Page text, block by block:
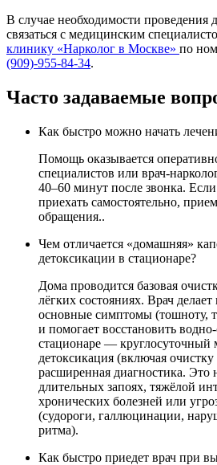
В случае необходимости проведения
связаться с медицинским
клинику «Нарколог в Москве» по
(909)-955-84-34.
Часто задаваемые
Как быстро можно начать
Помощь оказывается
специалистов или врач-
40–60 минут после звонка.
приехать самостоятельно,
обращения..
Чем отличается «домашняя»
детоксикации в стационаре?
Дома проводится базовая
лёгких состояниях. Врач
основные симптомы (тошноту,
и помогает восстановить
стационаре — круглосуточный
детоксикация (включая
расширенная диагностика. Это
длительных запоях, тяжёлой
хронических болезней или
(судороги, галлюцинации,
ритма).
Как быстро приедет врач при